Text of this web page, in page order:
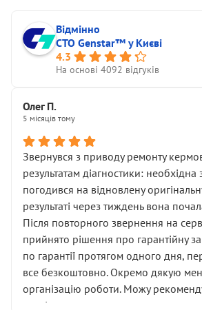
Відмінно
СТО Genstar™ у Києві
4.3
На основі 4092 відгуків
Олег П.
5 місяців тому
Звернувся з приводу ремонту
результатам діагностики: необхідна
погодився на відновлену
результаті через тиждень вона
Після повторного звернення на
прийнято рішення про гарантійну
по гарантії протягом одного дня,
все безкоштовно. Окремо дякую
організацію роботи. Можу
сервіс.